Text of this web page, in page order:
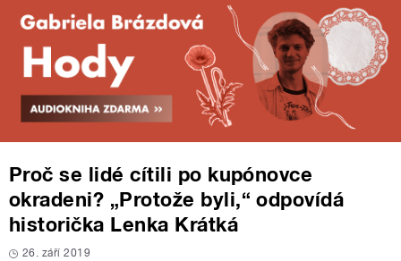
Proč se lidé cítili po kupónovce
okradeni? „Protože byli,“ odpovídá
historička Lenka Krátká
26. září 2019